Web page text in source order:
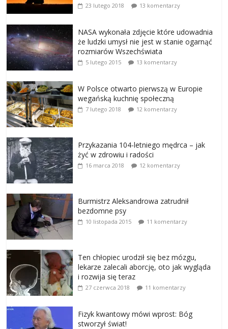
23 lutego 2018 13 komentarzy
NASA wykonała zdjęcie które udowadnia
że ludzki umysł nie jest w stanie ogarnąć
rozmiarów Wszechświata
5 lutego 2015 13 komentarzy
W Polsce otwarto pierwszą w Europie
wegańską kuchnię społeczną
7 lutego 2018 12 komentarzy
Przykazania 104-letniego mędrca – jak
żyć w zdrowiu i radości
16 marca 2018 12 komentarzy
Burmistrz Aleksandrowa zatrudnił
bezdomne psy
10 listopada 2015 11 komentarzy
Ten chłopiec urodził się bez mózgu,
lekarze zalecali aborcję, oto jak wygląda
i rozwija się teraz
27 czerwca 2018 11 komentarzy
Fizyk kwantowy mówi wprost: Bóg
stworzył świat!